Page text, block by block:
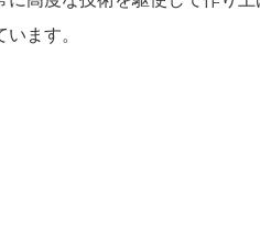
ます。